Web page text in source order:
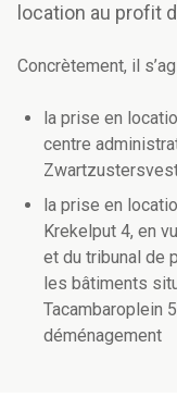
location au profit
Concrètement, il
la prise en
centre
la prise en
Krekelput 4, en
et du tribunal de
les bâtiments
Tacambaroplein
déménagement